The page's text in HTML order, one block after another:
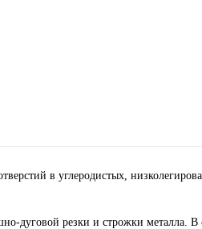
в углеродистых,
дуговой резки и строжки металла.